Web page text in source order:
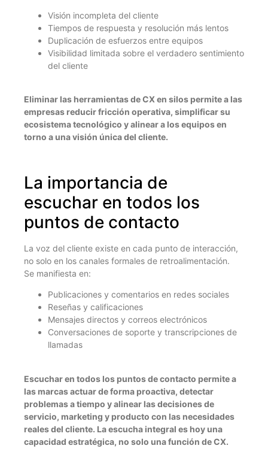
Visión incompleta del cliente
Tiempos de respuesta y resolución más lentos
Duplicación de esfuerzos entre equipos
Visibilidad limitada sobre el verdadero sentimiento
del cliente
Eliminar las herramientas de CX en silos permite a las
empresas reducir fricción operativa, simplificar su
ecosistema tecnológico y alinear a los equipos en
torno a una visión única del cliente.
La importancia de
escuchar en todos los
puntos de contacto
La voz del cliente existe en cada punto de interacción,
no solo en los canales formales de retroalimentación.
Se manifiesta en:
Publicaciones y comentarios en redes sociales
Reseñas y calificaciones
Mensajes directos y correos electrónicos
Conversaciones de soporte y transcripciones de
llamadas
Escuchar en todos los puntos de contacto permite a
las marcas actuar de forma proactiva, detectar
problemas a tiempo y alinear las decisiones de
servicio, marketing y producto con las necesidades
reales del cliente. La escucha integral es hoy una
capacidad estratégica, no solo una función de CX.